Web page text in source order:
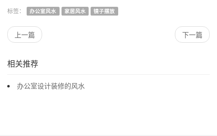
办公室风水 家居风水 镜子摆放
上一篇 下一篇
相关推荐
办公室设计装修的风水